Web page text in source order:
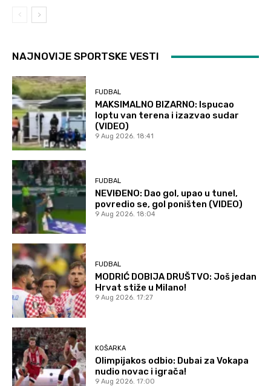
NAJNOVIJE SPORTSKE VESTI
FUDBAL
MAKSIMALNO BIZARNO: Ispucao
loptu van terena i izazvao sudar
(VIDEO)
9 Aug 2026. 18:41
FUDBAL
NEVIĐENO: Dao gol, upao u tunel,
povredio se, gol poništen (VIDEO)
9 Aug 2026. 18:04
FUDBAL
MODRIĆ DOBIJA DRUŠTVO: Još jedan
Hrvat stiže u Milano!
9 Aug 2026. 17:27
KOŠARKA
Olimpijakos odbio: Dubai za Vokapa
nudio novac i igrača!
9 Aug 2026. 17:00